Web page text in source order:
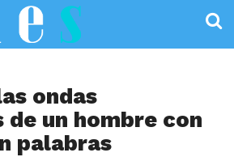
ondas
de un hombre con
palabras